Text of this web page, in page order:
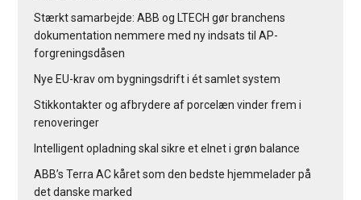
Stærkt samarbejde: ABB og LTECH gør branchens
dokumentation nemmere med ny indsats til AP-
forgreningsdåsen
Nye EU-krav om bygningsdrift i ét samlet system
Stikkontakter og afbrydere af porcelæn vinder frem i
renoveringer
Intelligent opladning skal sikre et elnet i grøn balance
ABB’s Terra AC kåret som den bedste hjemmelader på
det danske marked